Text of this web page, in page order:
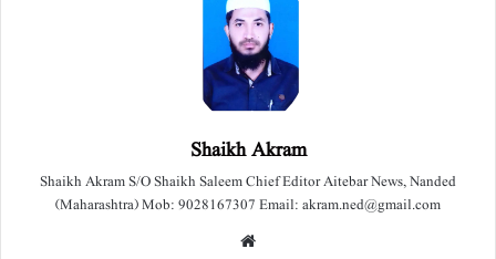
Shaikh Akram
Shaikh Akram S/O Shaikh Saleem Chief Editor Aitebar News, Nanded
(Maharashtra) Mob: 9028167307 Email: akram.ned@gmail.com